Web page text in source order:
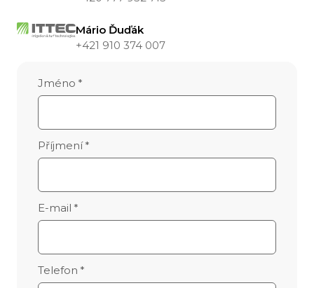
Mário Ďuďák
+421 910 374 007
Jméno *
Příjmení *
E-mail *
Telefon *